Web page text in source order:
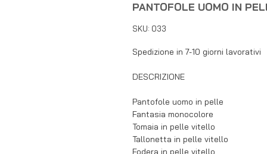
PANTOFOLE UOMO IN
SKU: 033
Spedizione in 7-10 giorni lavorativi
DESCRIZIONE
Pantofole uomo in pelle
Fantasia monocolore
Tomaia in pelle vitello
Tallonetta in pelle vitello
Fodera in pelle vitello